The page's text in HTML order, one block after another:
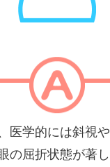
医学的には斜視
の屈折状態が著